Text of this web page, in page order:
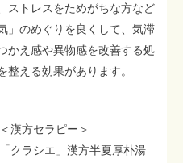
ストレスをためがちな方など
」のめぐりを良くして、気滞
かえ感や異物感を改善する処
える効果があります。
＜漢方セラピー＞
「クラシエ」漢方半夏厚朴湯